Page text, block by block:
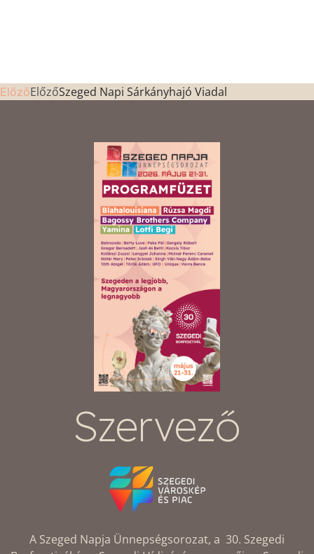
ElőzőElőzőSzeged Napi Sárkányhajó Viadal
Szervező
A Szeged Napja Ünnepségsorozat, a 30. Szegedi